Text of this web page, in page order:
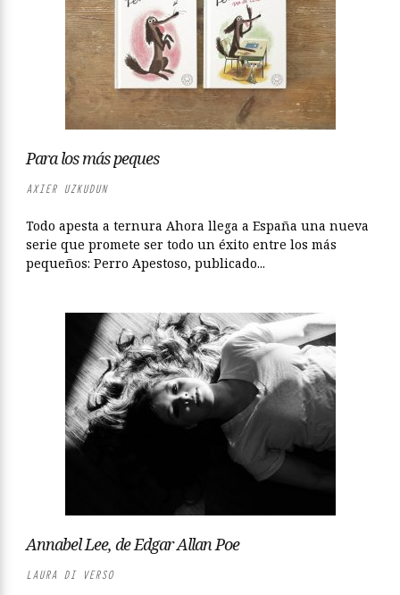
Para los más peques
AXIER UZKUDUN
Todo apesta a ternura Ahora llega a España una nueva
serie que promete ser todo un éxito entre los más
pequeños: Perro Apestoso, publicado...
Annabel Lee, de Edgar Allan Poe
LAURA DI VERSO